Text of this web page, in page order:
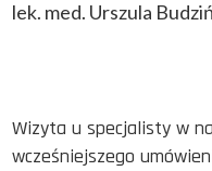
lek. med. Urszula
Wizyta u specjalisty w
wcześniejszego